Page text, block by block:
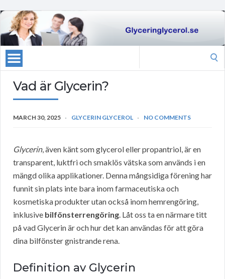
Vad är Glycerin?
MARCH 30, 2025 GLYCERIN GLYCEROL NO COMMENTS
Glycerin, även känt som glycerol eller propantriol, är en
transparent, luktfri och smaklös vätska som används i en
mängd olika applikationer. Denna mångsidiga förening har
funnit sin plats inte bara inom farmaceutiska och
kosmetiska produkter utan också inom hemrengöring,
inklusive bilfönsterrengöring. Låt oss ta en närmare titt
på vad Glycerin är och hur det kan användas för att göra
dina bilfönster gnistrande rena.
Definition av Glycerin